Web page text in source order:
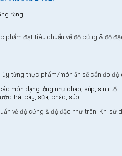
răng.
phẩm đạt tiêu chuẩn về độ cứng & độ
từng thực phẩm/món ăn sẽ cần đo
món dạng lỏng như cháo, súp, sinh tố…
trái cây, sữa, cháo, súp…
về độ cứng & độ đặc như trên. Khi